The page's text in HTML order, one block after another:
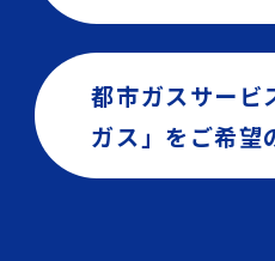
都市ガスサービ
ガス」を ご希望